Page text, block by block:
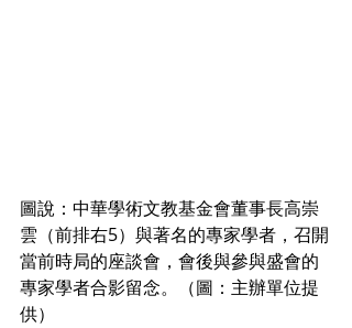
圖說：中華學術文教基金會董事長高崇
雲（前排右5）與著名的專家學者，召開
當前時局的座談會，會後與參與盛會的
專家學者合影留念。（圖：主辦單位提
供）